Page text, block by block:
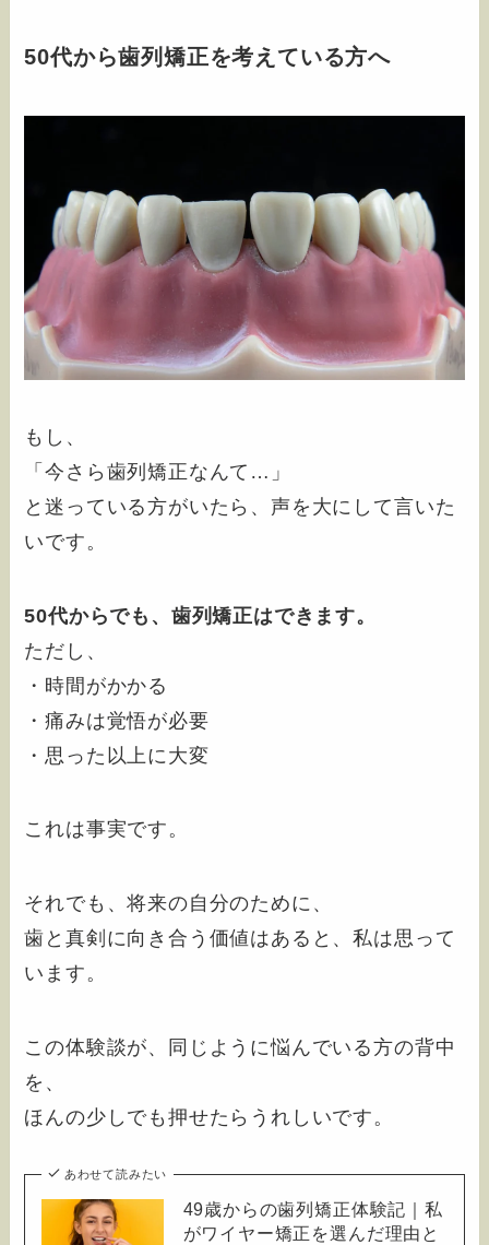
50代から歯列矯正を考えている方へ
もし、
「今さら歯列矯正なんて…」
と迷っている方がいたら、声を大にして言いた
いです。
50代からでも、歯列矯正はできます。
ただし、
・時間がかかる
・痛みは覚悟が必要
・思った以上に大変
これは事実です。
それでも、将来の自分のために、
歯と真剣に向き合う価値はあると、私は思って
います。
この体験談が、同じように悩んでいる方の背中
を、
ほんの少しでも押せたらうれしいです。
あわせて読みたい
49歳からの歯列矯正体験記｜私
がワイヤー矯正を選んだ理由と